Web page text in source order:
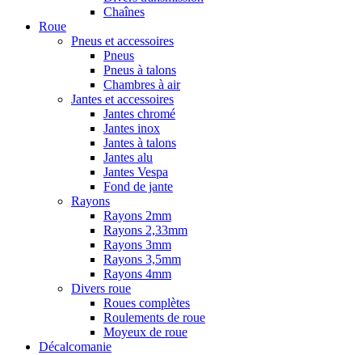
Chaînes
Roue
Pneus et accessoires
Pneus
Pneus à talons
Chambres à air
Jantes et accessoires
Jantes chromé
Jantes inox
Jantes à talons
Jantes alu
Jantes Vespa
Fond de jante
Rayons
Rayons 2mm
Rayons 2,33mm
Rayons 3mm
Rayons 3,5mm
Rayons 4mm
Divers roue
Roues complètes
Roulements de roue
Moyeux de roue
Décalcomanie